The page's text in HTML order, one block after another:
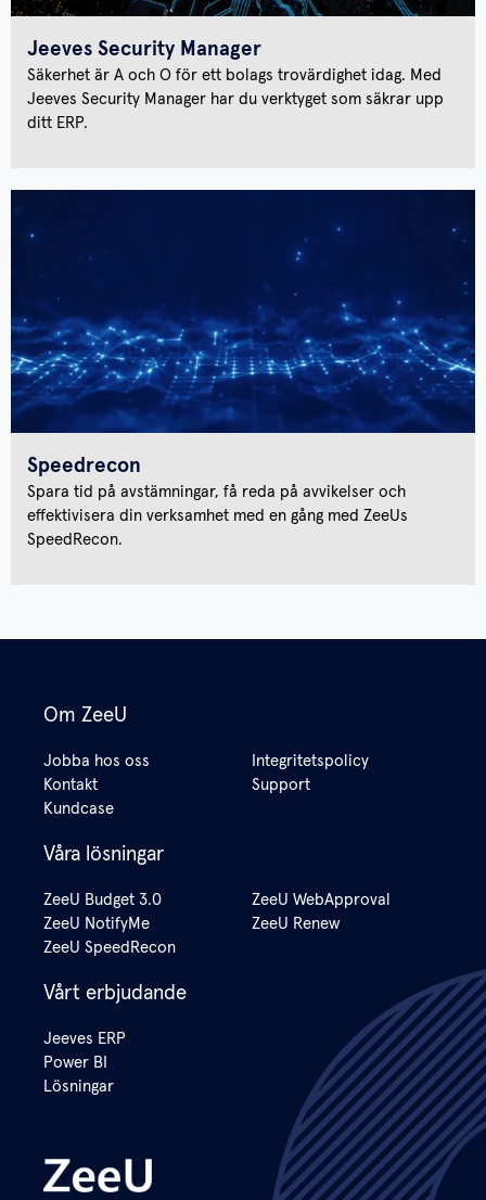
Jeeves Security Manager
Säkerhet är A och O för ett bolags trovärdighet idag. Med
Jeeves Security Manager har du verktyget som säkrar upp
ditt ERP.
Speedrecon
Spara tid på avstämningar, få reda på avvikelser och
effektivisera din verksamhet med en gång med ZeeUs
SpeedRecon.
Om ZeeU
Jobba hos oss
Kontakt
Kundcase
Integritetspolicy
Support
Våra lösningar
ZeeU Budget 3.0
ZeeU NotifyMe
ZeeU SpeedRecon
ZeeU WebApproval
ZeeU Renew
Vårt erbjudande
Jeeves ERP
Power BI
Lösningar